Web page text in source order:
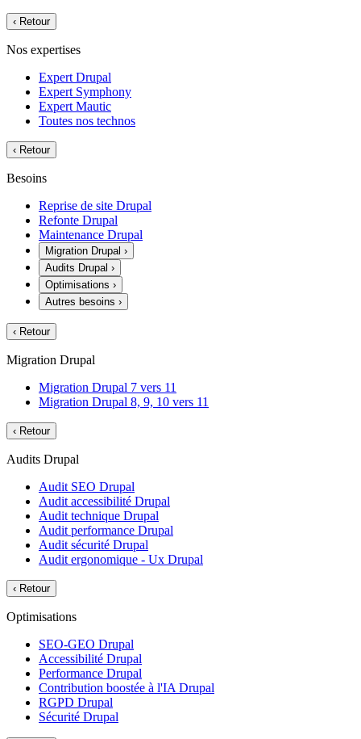
‹ Retour
Nos expertises
Expert Drupal
Expert Symphony
Expert Mautic
Toutes nos technos
‹ Retour
Besoins
Reprise de site Drupal
Refonte Drupal
Maintenance Drupal
Migration Drupal ›
Audits Drupal ›
Optimisations ›
Autres besoins ›
‹ Retour
Migration Drupal
Migration Drupal 7 vers 11
Migration Drupal 8, 9, 10 vers 11
‹ Retour
Audits Drupal
Audit SEO Drupal
Audit accessibilité Drupal
Audit technique Drupal
Audit performance Drupal
Audit sécurité Drupal
Audit ergonomique - Ux Drupal
‹ Retour
Optimisations
SEO-GEO Drupal
Accessibilité Drupal
Performance Drupal
Contribution boostée à l'IA Drupal
RGPD Drupal
Sécurité Drupal